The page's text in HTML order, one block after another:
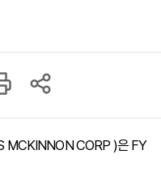
MCKINNON CORP )은 FY